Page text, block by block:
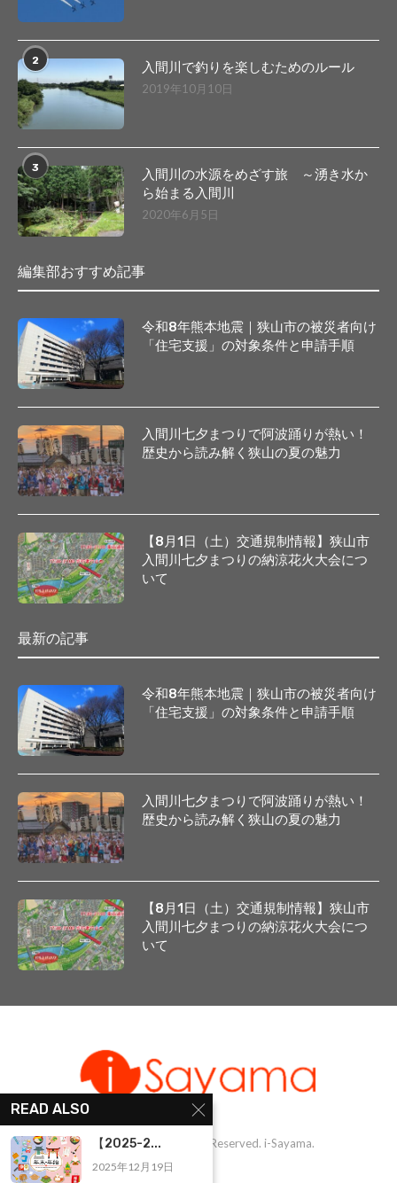
2 入間川で釣りを楽しむためのルール
2019年10月10日
3
入間川の水源をめざす旅 ～湧き水か
ら始まる入間川
2020年6月5日
編集部おすすめ記事
令和8年熊本地震｜狭山市の被災者向け
「住宅支援」の対象条件と申請手順
入間川七夕まつりで阿波踊りが熱い！
歴史から読み解く狭山の夏の魅力
【8月1日（土）交通規制情報】狭山市
入間川七夕まつりの納涼花火大会につ
いて
最新の記事
令和8年熊本地震｜狭山市の被災者向け
「住宅支援」の対象条件と申請手順
入間川七夕まつりで阿波踊りが熱い！
歴史から読み解く狭山の夏の魅力
【8月1日（土）交通規制情報】狭山市
入間川七夕まつりの納涼花火大会につ
いて
@1999-2025 - All Right Reserved. i-Sayama.
READ ALSO
【2025-2...
2025年12月19日